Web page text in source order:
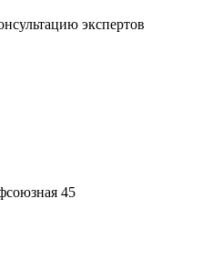
экспертов
45